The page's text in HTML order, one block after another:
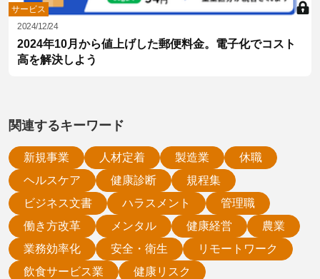
サービス
2024/12/24
2024年10月から値上げした郵便料金。電子化でコスト
高を解決しよう
関連するキーワード
新規事業 人材定着 製造業
休職
ヘルスケア
健康診断
規程集
ビジネス文書
ハラスメント
管理職
働き方改革
メンタル 健康経営
農業
業務効率化
安全・衛生
リモートワーク
飲食サービス業
健康リスク